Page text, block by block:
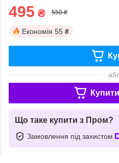
495 ₴ 550 ₴
Економія 55 ₴
Що таке купити з Пром?
Замовлення під захистом